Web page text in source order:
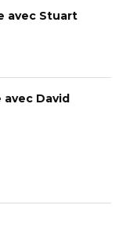
avec Stuart
avec David